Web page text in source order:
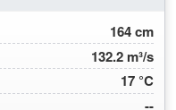
164 cm
132.2 m³/s
17 °C
--